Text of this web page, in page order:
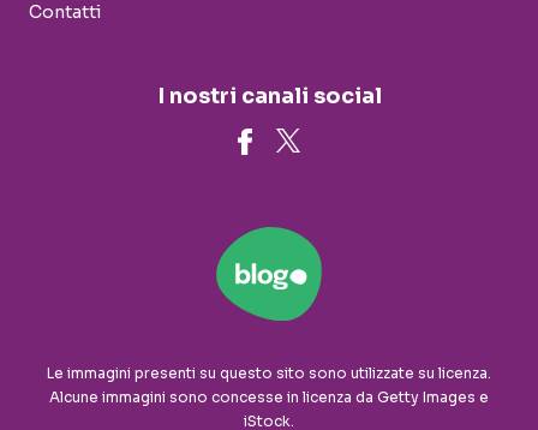
Contatti
I nostri canali social
Le immagini presenti su questo sito sono utilizzate su licenza.
Alcune immagini sono concesse in licenza da Getty Images e
iStock.